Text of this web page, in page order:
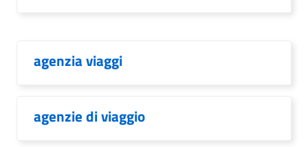
agenzia viaggi
agenzie di viaggio